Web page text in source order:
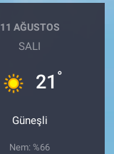
11 AĞUSTOS
SALI
21 °
Güneşli
Nem: %66